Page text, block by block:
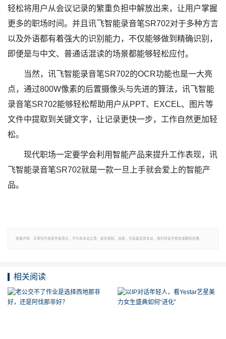
轻松将用户从会议记录的繁重负担中解放出来，让用户掌握
更多的职场时间。并且讯飞智能录音笔SR702对于多种方言
以及外语都有着强大的识别能力，不仅能够做到精确识别，
即便是与中文、普通话混读的场景都能够轻松应付。
当然，讯飞智能录音笔SR702的OCR功能也是一大亮
点，通过800W像素的后置摄像头与先进的算法，讯飞智能
录音笔SR702能够轻松帮助用户从PPT、EXCEL、图片等
文件中提取到关键文字，让记录更快一步，工作自然更加轻
松。
现代职场一定要学会利用智能产品来提升工作表现，讯
飞智能录音笔SR702就是一款一旦上手就会爱上的智能产
品。
郑重声明：文章仅代表原作者观点，不代表本站立场；如有侵权、违规，可直接反馈本站，我们将会作修改或删除处理。
相关阅读